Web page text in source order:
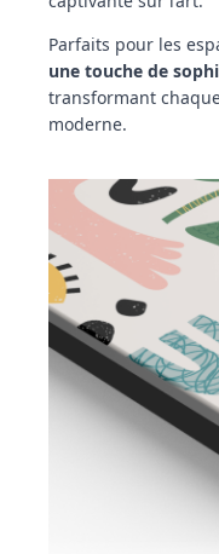
Parfaits pour les
une touche de
transformant
moderne.